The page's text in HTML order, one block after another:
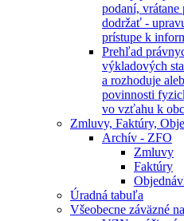
podaní, vrátane
dodržať -
prístupe k
Prehľad
výkladových
a rozhoduje
povinnosti
vo vzťahu k
Zmluvy, Faktúry,
Archív - ZFO
Zmluvy
Faktúry
Úradná tabuľa
Všeobecne záväzné